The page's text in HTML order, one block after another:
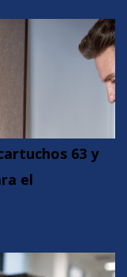
63 y
el